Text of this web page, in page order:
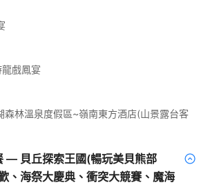
戲鳳宴
森林溫泉度假區~嶺南東方酒店(山景露台客
— 貝丘探索王國(暢玩美貝熊部
、海祭大慶典、衝突大競賽、魔海